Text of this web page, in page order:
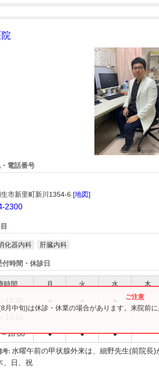
電話番号
市新里町新川1354-6 [地図]
2300
化器内科 肝臓内科
付時間・休診日
時間 月 火 水 木
18:00 ● ● ●
月中旬)は休診・休業の場合があります。来院前
考: 水曜午前の甲状腺外来は、細野先生(前院長)
、日、祝